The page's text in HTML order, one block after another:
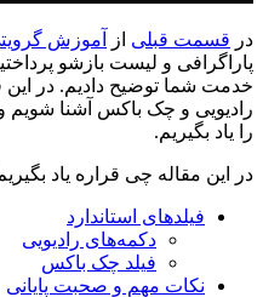
در قسمت قبلی از آموزش‌
خدمت شما توضیح دادیم. در
رادیویی و چک باکس آشنا شویم
را یاد بگیریم.
در این مقاله چی قراره یاد
فیلدهای استاندارد
دکمه‌های رادیویی
فیلد چک باکس
نکات مهم و صحبت پایانی